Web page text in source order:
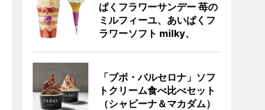
ぱくフラワーサンデー 苺の
ミルフィーユ、あいぱくフ
ラワーソフト milky、
「ブボ・バルセロナ」ソフ
トクリーム食べ比べセット
（シャビーナ＆マカダム）